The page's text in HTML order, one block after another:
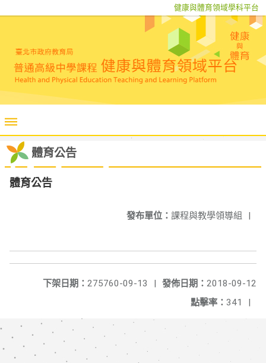
健康與體育領域學科平台
體育公告
體育公告
發布單位： 課程與教學領導組 |
發佈日期： 2018-09-12
下架日期： 275760-09-13
|
點擊率： 341 |